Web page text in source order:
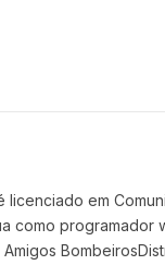
licenciado em
como